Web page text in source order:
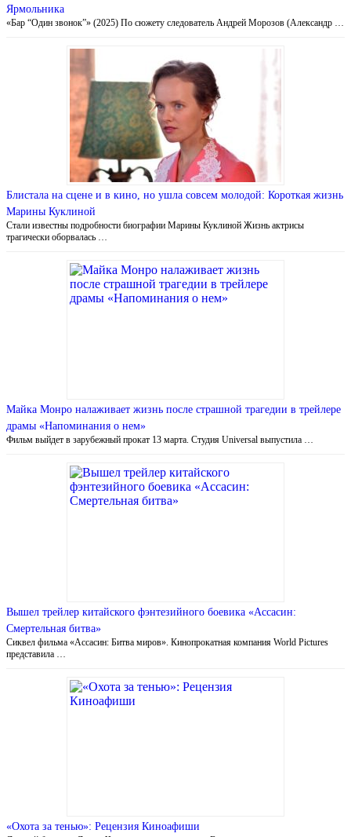
Ярмольника
«Бар “Один звонок”» (2025) По сюжету следователь Андрей Морозов (Александр …
Блистала на сцене и в кино, но ушла совсем молодой: Короткая жизнь
Марины Куклиной
Стали известны подробности биографии Марины Куклиной Жизнь актрисы
трагически оборвалась …
Майка Монро налаживает жизнь после страшной трагедии в трейлере
драмы «Напоминания о нем»
Фильм выйдет в зарубежный прокат 13 марта. Студия Universal выпустила …
Вышел трейлер китайского фэнтезийного боевика «Ассасин:
Смертельная битва»
Сиквел фильма «Ассасин: Битва миров». Кинопрокатная компания World Pictures
представила …
«Охота за тенью»: Рецензия Киноафиши